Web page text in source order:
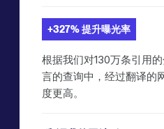
+327% 提升曝光率
根据我们对130万条引用
言的查询中，经过翻译的
度更高。